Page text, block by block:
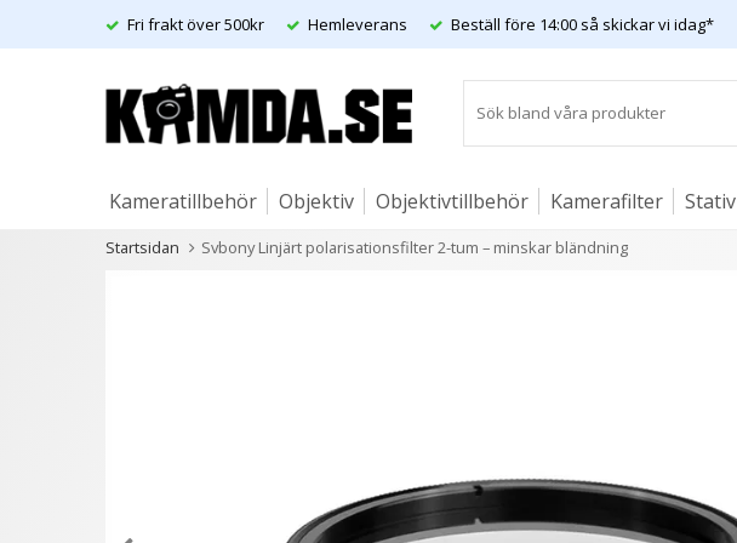
Fri frakt över 500kr Hemleverans Beställ före 14:00 så skickar vi idag*
Kameratillbehör Objektiv Objektivtillbehör Kamerafilter Stativ
Artiklar
Startsidan Svbony Linjärt polarisationsfilter 2-tum – minskar bländning